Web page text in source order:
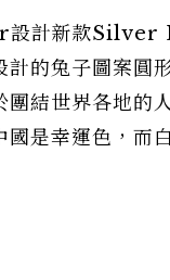
設計新款Silver
計的兔子圖案
團結世界各地
是幸運色，而